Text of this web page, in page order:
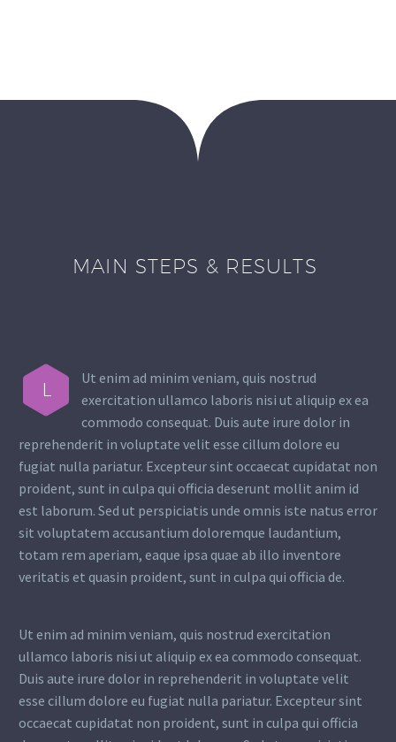
MAIN STEPS & RESULTS
L
Ut enim ad minim veniam, quis nostrud
exercitation ullamco laboris nisi ut aliquip ex ea
commodo consequat. Duis aute irure dolor in
reprehenderit in voluptate velit esse cillum dolore eu
fugiat nulla pariatur. Excepteur sint occaecat cupidatat non
proident, sunt in culpa qui officia deserunt mollit anim id
est laborum. Sed ut perspiciatis unde omnis iste natus error
sit voluptatem accusantium doloremque laudantium,
totam rem aperiam, eaque ipsa quae ab illo inventore
veritatis et quasin proident, sunt in culpa qui officia de.
Ut enim ad minim veniam, quis nostrud exercitation
ullamco laboris nisi ut aliquip ex ea commodo consequat.
Duis aute irure dolor in reprehenderit in voluptate velit
esse cillum dolore eu fugiat nulla pariatur. Excepteur sint
occaecat cupidatat non proident, sunt in culpa qui officia